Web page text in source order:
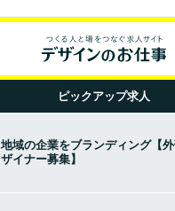
ピックアップ求人
地域の企業をブランディング【
ザイナー募集】